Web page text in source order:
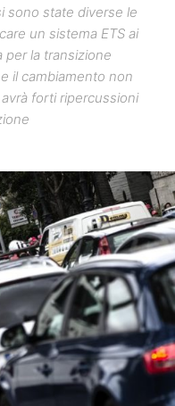
sono state diverse le
un sistema ETS ai
per la transizione
il cambiamento non
forti ripercussioni